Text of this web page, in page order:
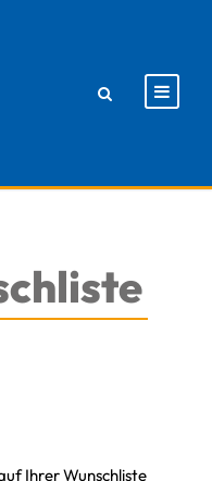
Ihrer Wunschliste